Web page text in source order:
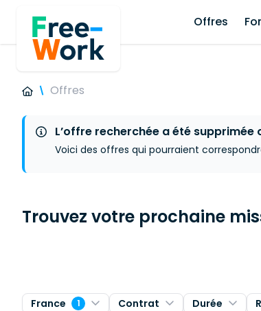
Offres
Offres
L’offre recherchée a été supprimée
Voici des offres qui pourraient
Trouvez votre prochaine
France 1 Contrat Durée